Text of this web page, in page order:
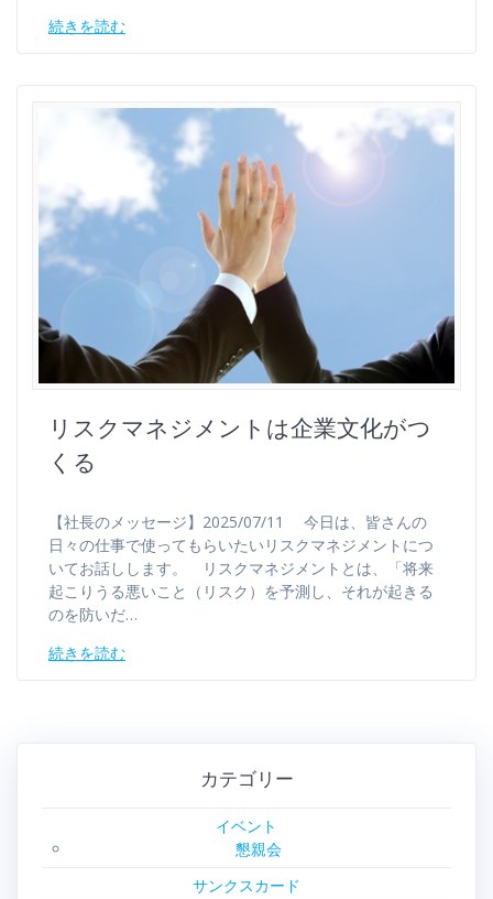
続きを読む
リスクマネジメントは企業文化がつ
くる
【社長のメッセージ】2025/07/11 今日は、皆さんの
日々の仕事で使ってもらいたいリスクマネジメントにつ
いてお話しします。 リスクマネジメントとは、「将来
起こりうる悪いこと（リスク）を予測し、それが起きる
のを防いだ…
続きを読む
カテゴリー
イベント
懇親会
サンクスカード